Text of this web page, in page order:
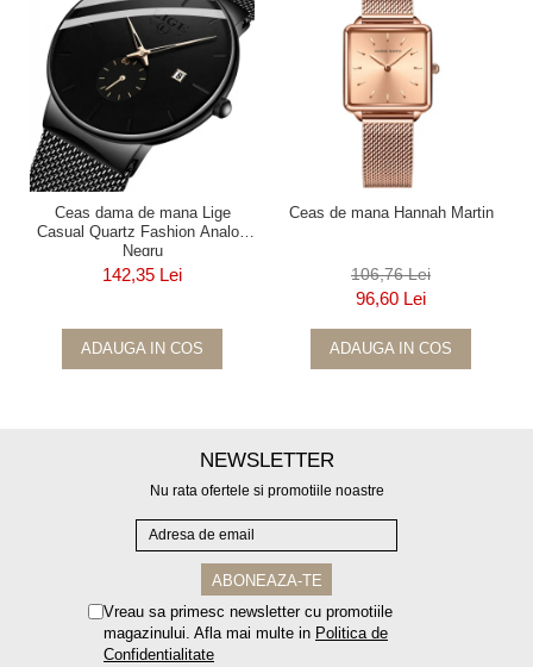
Ceas dama de mana Lige
Casual Quartz Fashion Analog
Negru
142,35 Lei
ADAUGA IN COS
Ceas de mana Hannah Martin
106,76 Lei
96,60 Lei
ADAUGA IN COS
NEWSLETTER
Nu rata ofertele si promotiile noastre
Vreau sa primesc newsletter cu promotiile
magazinului. Afla mai multe in Politica de
Confidentialitate